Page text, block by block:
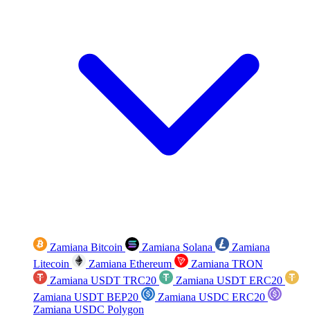
Zamiana Bitcoin Zamiana Solana
Zamiana
Litecoin
Zamiana Ethereum
Zamiana TRON
Zamiana USDT TRC20
Zamiana USDT ERC20
Zamiana USDT BEP20
Zamiana USDC ERC20
Zamiana USDC Polygon